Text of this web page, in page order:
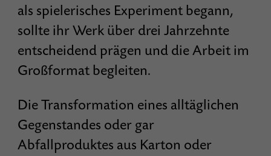
als spielerisches Experiment begann,
sollte ihr Werk über drei Jahrzehnte
entscheidend prägen und die Arbeit im
Großformat begleiten.
Die Transformation eines alltäglichen
Gegenstandes oder gar
Abfallproduktes aus Karton oder